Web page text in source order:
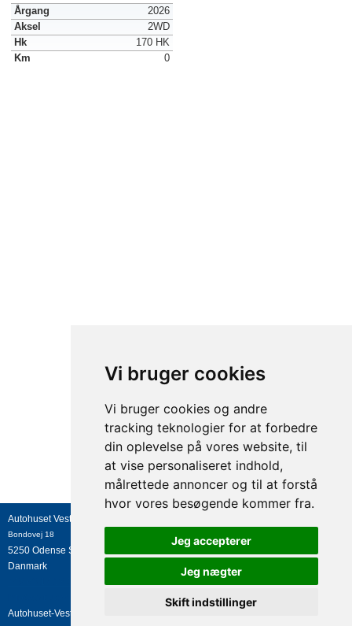
Vi bruger cookies
Vi bruger cookies og andre
tracking teknologier for at forbedre
din oplevelse på vores website, til
at vise personaliseret indhold,
målrettede annoncer og til at forstå
hvor vores besøgende kommer fra.
Jeg accepterer
Jeg nægter
Skift indstillinger
Årgang
2026
Aksel
2WD
Hk
170 HK
Km
0
Autohuset Vestergaard A/S
Bondovej 18
5250 Odense SV
Danmark
Autohuset-Vestergaard A/S